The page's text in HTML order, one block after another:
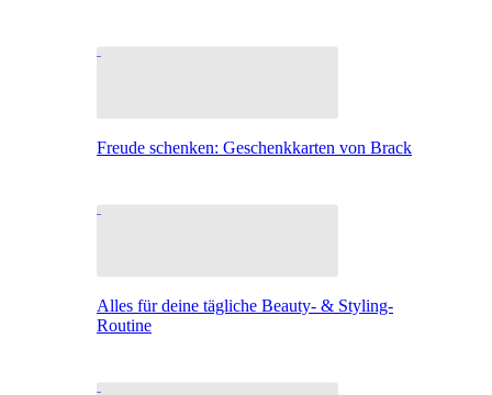
Freude schenken: Geschenkkarten von Brack
Alles für deine tägliche Beauty- & Styling-
Routine